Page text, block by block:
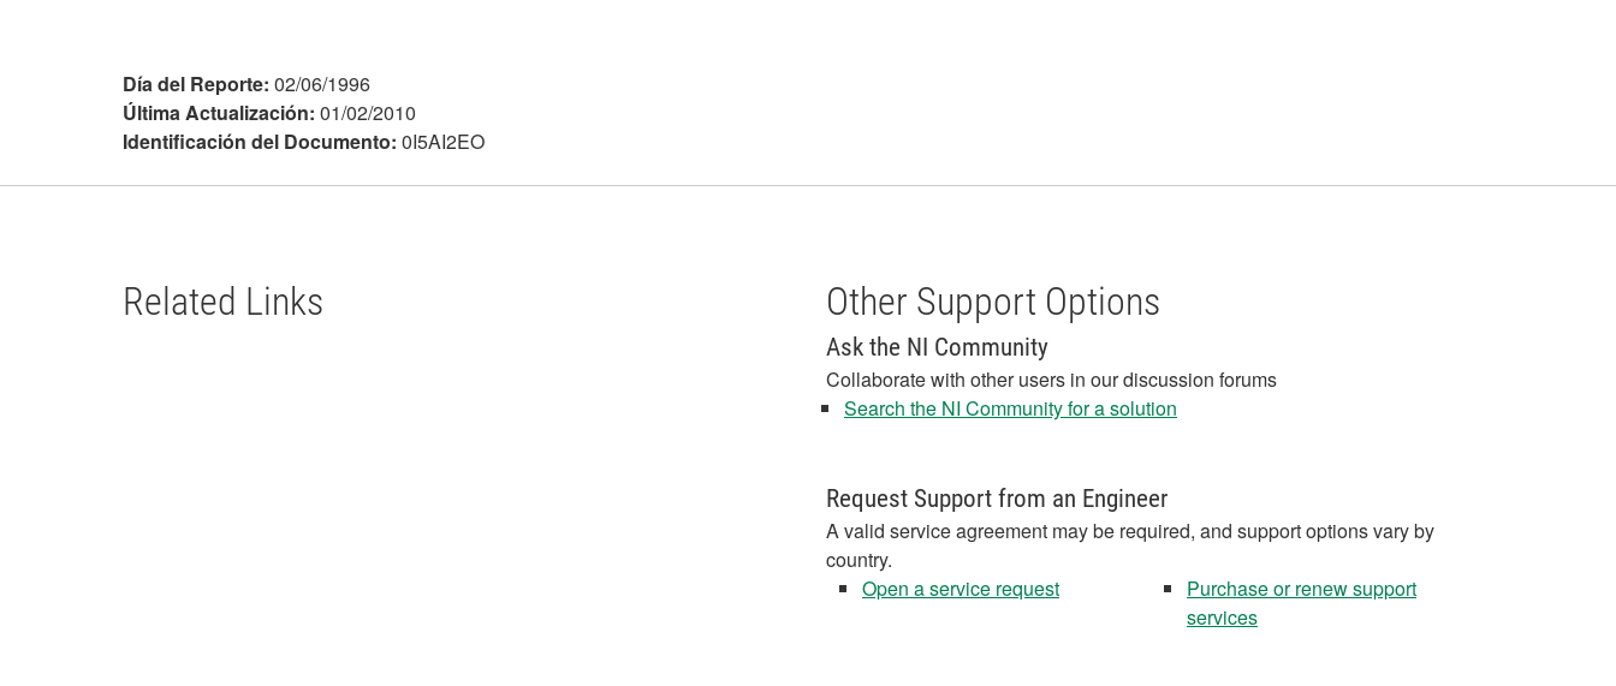
Día del Reporte: 02/06/1996
Última Actualización: 01/02/2010
Identificación del Documento: 0I5AI2EO
Related Links Other Support Options
Ask the NI Community
Collaborate with other users in our discussion forums
Search the NI Community for a solution
Request Support from an Engineer
A valid service agreement may be required, and support options vary by
country.
Open a service request
Purchase or renew support
services